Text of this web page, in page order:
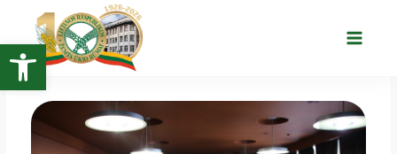
Open toolbar
turinio
Main